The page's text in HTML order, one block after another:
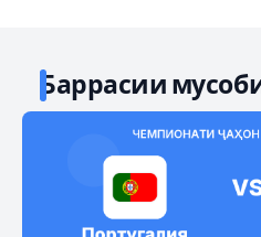
Баррасии